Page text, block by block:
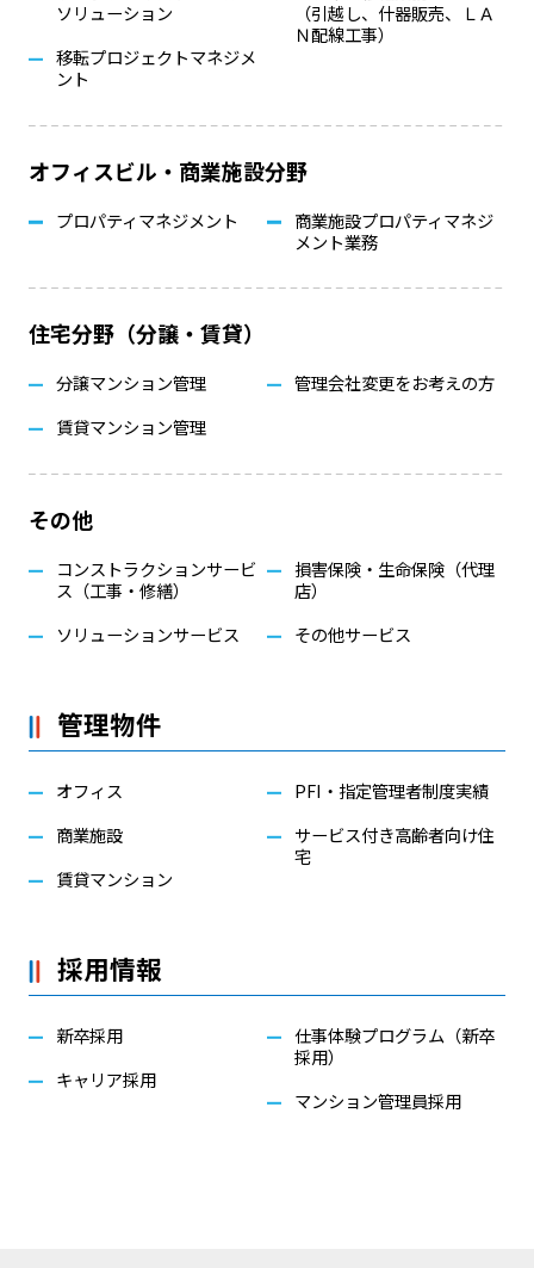
ソリューション
移転プロジェクトマネジメ
ント
（引越し、什器販売、ＬＡ
Ｎ配線工事）
オフィスビル・商業施設分野
プロパティマネジメント
商業施設プロパティマネジ
メント業務
住宅分野（分譲・賃貸）
分譲マンション管理
賃貸マンション管理
管理会社変更をお考えの方
その他
コンストラクションサービ
ス（工事・修繕）
ソリューションサービス
損害保険・生命保険（代理
店）
その他サービス
管理物件
オフィス
商業施設
賃貸マンション
PFI・指定管理者制度実績
サービス付き高齢者向け住
宅
採用情報
新卒採用
キャリア採用
仕事体験プログラム（新卒
採用）
マンション管理員採用